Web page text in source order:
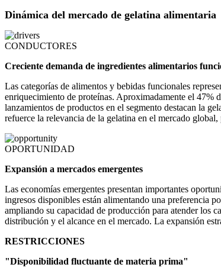
Dinámica del mercado de gelatina alimentaria
CONDUCTORES
Creciente demanda de ingredientes alimentarios
Las categorías de alimentos y bebidas funcionales
enriquecimiento de proteínas. Aproximadamente el 47%
lanzamientos de productos en el segmento destacan la
refuerce la relevancia de la gelatina en el mercado
OPORTUNIDAD
Expansión a mercados emergentes
Las economías emergentes presentan importantes
ingresos disponibles están alimentando una preferencia
ampliando su capacidad de producción para atender los
distribución y el alcance en el mercado. La expansión
RESTRICCIONES
"Disponibilidad fluctuante de materia prima"